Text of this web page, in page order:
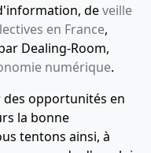
deveille
en France,
Dealing-Room,
numérique.
opportunités en
la bonne
tentons ainsi, à